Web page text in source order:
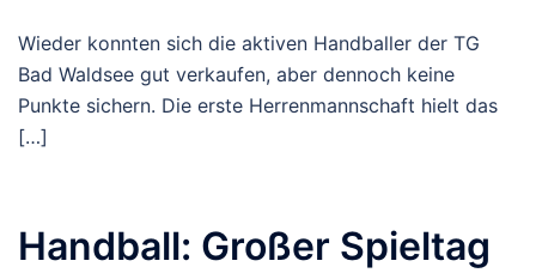
Wieder konnten sich die aktiven Handballer der TG
Bad Waldsee gut verkaufen, aber dennoch keine
Punkte sichern. Die erste Herrenmannschaft hielt das
[…]
Handball: Großer Spieltag